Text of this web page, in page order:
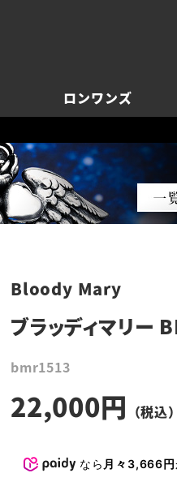
ロンワンズ
Bloody Mary
ブラッディマリー
bmr1513
22,000
なら 月々3,666円